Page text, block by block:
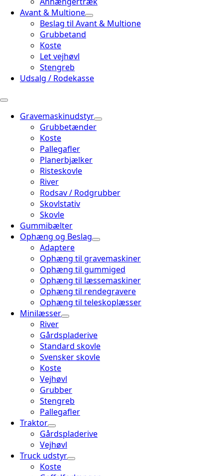
Avant & Multione
Beslag til Avant & Multione
Grubbetand
Koste
Let vejhøvl
Stengreb
Udsalg / Rodekasse
Gravemaskinudstyr
Grubbetænder
Koste
Pallegafler
Planerbjælker
Risteskovle
River
Rodsav / Rodgrubber
Skovlstativ
Skovle
Gummibælter
Ophæng og Beslag
Adaptere
Ophæng til gravemaskiner
Ophæng til gummiged
Ophæng til læssemaskiner
Ophæng til rendegravere
Ophæng til teleskoplæsser
Minilæsser
River
Gårdspladerive
Standard skovle
Svensker skovle
Koste
Vejhøvl
Grubber
Stengreb
Pallegafler
Traktor
Gårdspladerive
Vejhøvl
Truck udstyr
Koste